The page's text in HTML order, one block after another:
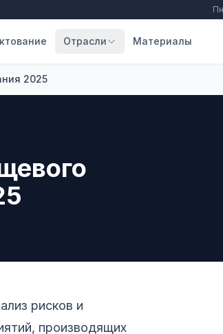
Отрасли Материалы
2025
рисков и
производящих